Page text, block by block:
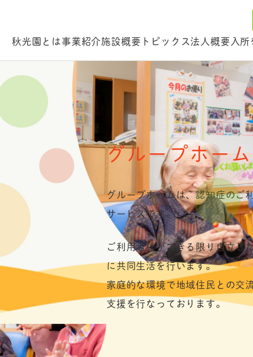
秋光園とは 事業紹介施設概要 トピックス 法人概要 入
グループホー
グループホームは、認知症のご
サービスです。
ご利用者様ができる限り自立し
に共同生活を行います。
家庭的な環境で地域住民との交
支援を行なっております。